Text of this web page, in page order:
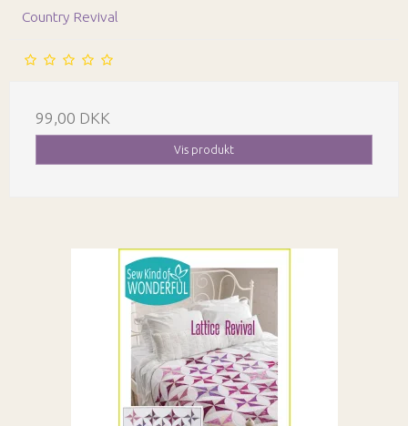
Country Revival
99,00 DKK
Vis produkt